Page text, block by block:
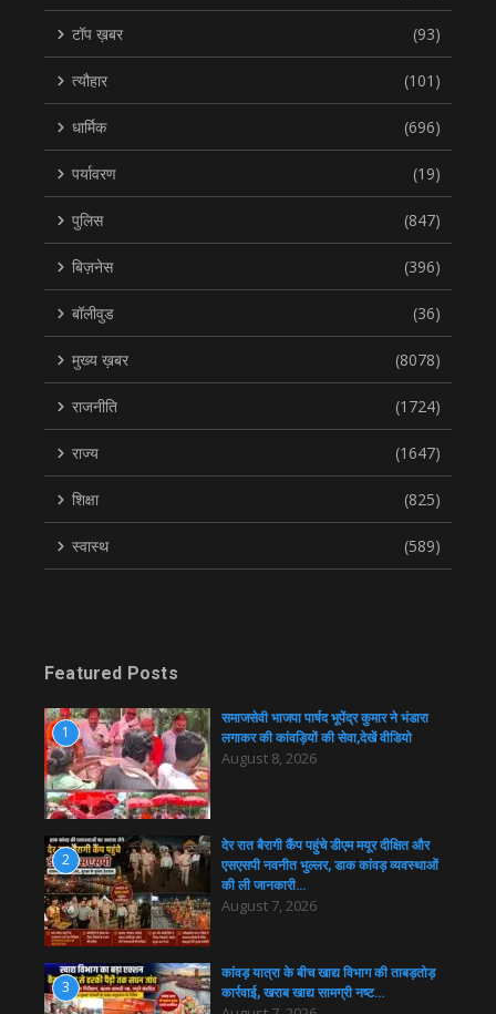
टॉप ख़बर (93)
त्यौहार (101)
धार्मिक (696)
पर्यावरण (19)
पुलिस (847)
बिज़नेस (396)
बॉलीवुड (36)
मुख्य ख़बर (8078)
राजनीति (1724)
राज्य (1647)
शिक्षा (825)
स्वास्थ (589)
Featured Posts
1
समाजसेवी भाजपा पार्षद भूपेंद्र कुमार ने भंडारा
लगाकर की कांवड़ियों की सेवा,देखें वीडियो
August 8, 2026
2
देर रात बैरागी कैंप पहुंचे डीएम मयूर दीक्षित और
एसएसपी नवनीत भुल्लर, डाक कांवड़ व्यवस्थाओं
की ली जानकारी…
August 7, 2026
3
कांवड़ यात्रा के बीच खाद्य विभाग की ताबड़तोड़
कार्रवाई, खराब खाद्य सामग्री नष्ट…